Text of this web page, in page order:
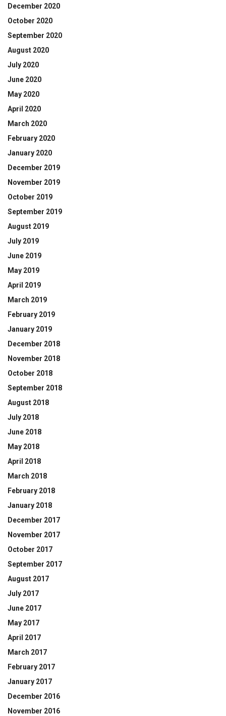
December 2020
October 2020
September 2020
August 2020
July 2020
June 2020
May 2020
April 2020
March 2020
February 2020
January 2020
December 2019
November 2019
October 2019
September 2019
August 2019
July 2019
June 2019
May 2019
April 2019
March 2019
February 2019
January 2019
December 2018
November 2018
October 2018
September 2018
August 2018
July 2018
June 2018
May 2018
April 2018
March 2018
February 2018
January 2018
December 2017
November 2017
October 2017
September 2017
August 2017
July 2017
June 2017
May 2017
April 2017
March 2017
February 2017
January 2017
December 2016
November 2016